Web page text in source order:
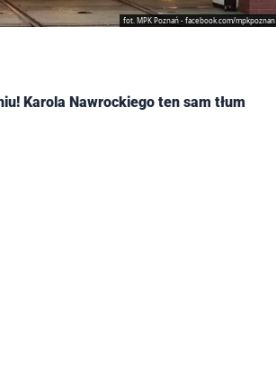
fot. MPK Poznań - facebook.com/mpkpoznan
Karola Nawrockiego ten sam tłum